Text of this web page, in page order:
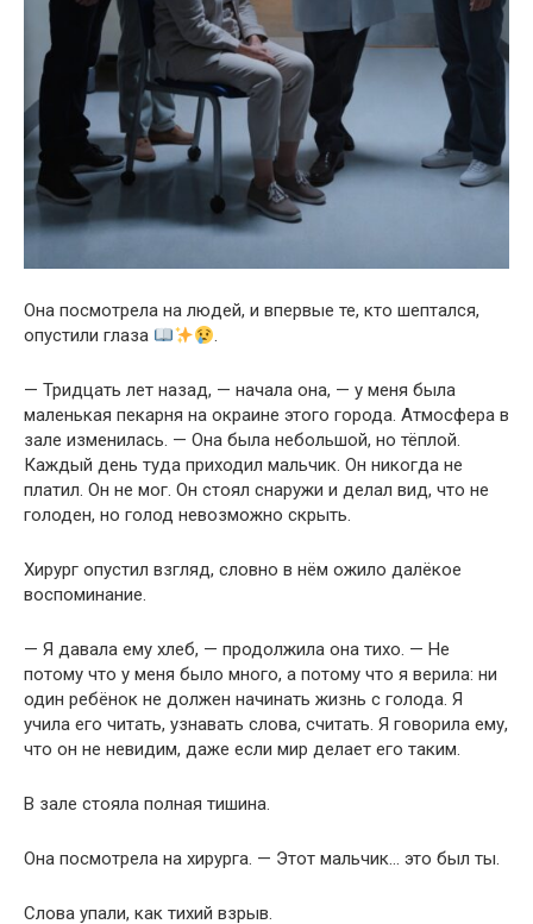
Она посмотрела на людей, и впервые те, кто шептался,
опустили глаза
.
— Тридцать лет назад, — начала она, — у меня была
маленькая пекарня на окраине этого города. Атмосфера в
зале изменилась. — Она была небольшой, но тёплой.
Каждый день туда приходил мальчик. Он никогда не
платил. Он не мог. Он стоял снаружи и делал вид, что не
голоден, но голод невозможно скрыть.
Хирург опустил взгляд, словно в нём ожило далёкое
воспоминание.
— Я давала ему хлеб, — продолжила она тихо. — Не
потому что у меня было много, а потому что я верила: ни
один ребёнок не должен начинать жизнь с голода. Я
учила его читать, узнавать слова, считать. Я говорила ему,
что он не невидим, даже если мир делает его таким.
В зале стояла полная тишина.
Она посмотрела на хирурга. — Этот мальчик… это был ты.
Слова упали, как тихий взрыв.